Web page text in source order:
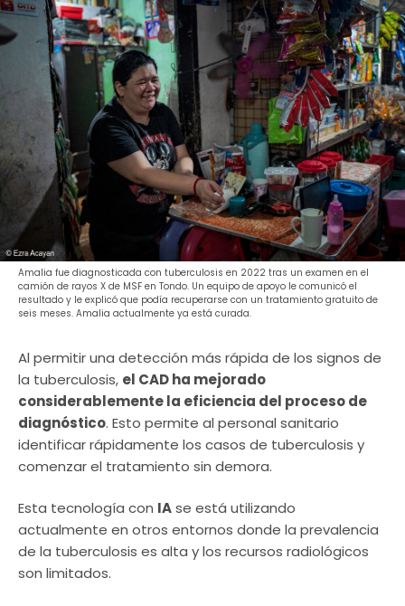
Amalia fue diagnosticada con tuberculosis en 2022 tras un examen en el
camión de rayos X de MSF en Tondo. Un equipo de apoyo le comunicó el
resultado y le explicó que podía recuperarse con un tratamiento gratuito de
seis meses. Amalia actualmente ya está curada.
Al permitir una detección más rápida de los signos de
la tuberculosis, el CAD ha mejorado
considerablemente la eficiencia del proceso de
diagnóstico. Esto permite al personal sanitario
identificar rápidamente los casos de tuberculosis y
comenzar el tratamiento sin demora.
Esta tecnología con IAse está utilizando
actualmente en otros entornos donde la prevalencia
de la tuberculosis es alta y los recursos radiológicos
son limitados.